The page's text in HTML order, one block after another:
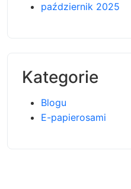
październik 2025
Kategorie
Blogu
E-papierosami